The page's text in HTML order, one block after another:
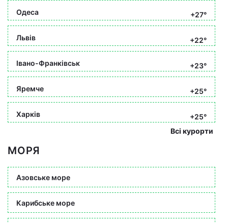
Одеса +27°
Львів +22°
Івано-Франківськ +23°
Яремче +25°
Харків
+25°
Всі курорти
МОРЯ
Азовське море
Карибське море